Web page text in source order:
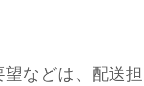
などは、配送